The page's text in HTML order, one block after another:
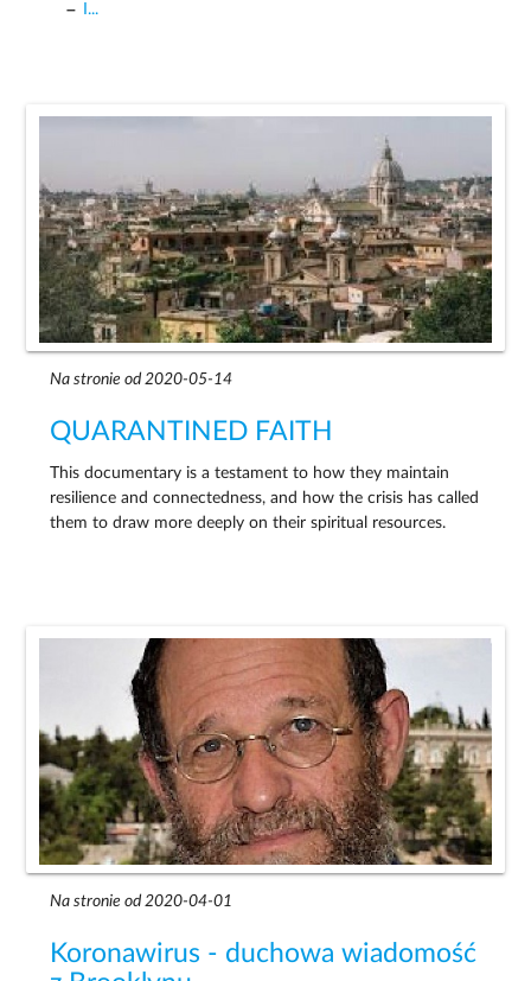
I...
Na stronie od 2020-05-14
QUARANTINED FAITH
This documentary is a testament to how they maintain
resilience and connectedness, and how the crisis has called
them to draw more deeply on their spiritual resources.
Na stronie od 2020-04-01
Koronawirus - duchowa wiadomość